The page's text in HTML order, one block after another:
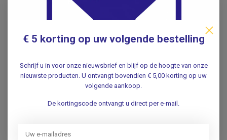
Multi-Safe Mini 300
Incl. btw
Op voorraad
Sharpsafe Exchange
Ltr. | 5e generatie
Incl. btw
€ 5 korting op uw volgende bestelling
Schrijf u in voor onze nieuwsbrief en blijf op de hoogte van onze
nieuwste producten. U ontvangt bovendien € 5,00 korting op uw
volgende aankoop.
De kortingscode ontvangt u direct per e-mail.